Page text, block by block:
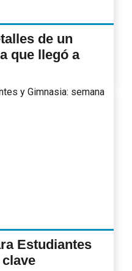
de un
que llegó a
Estudiantes